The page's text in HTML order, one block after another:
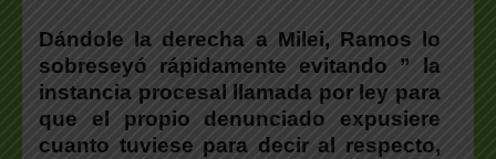
Dándole la derecha a Milei, Ramos lo
sobreseyó rápidamente evitando ” la
instancia procesal llamada por ley para
que el propio denunciado expusiere
cuanto tuviese para decir al respecto,